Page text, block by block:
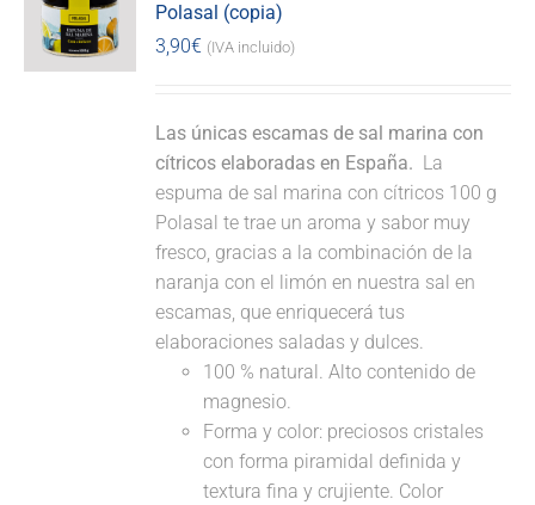
Polasal (copia)
3,90€ (IVA incluido)
Las únicas escamas de sal marina con
cítricos elaboradas en España. La
espuma de sal marina con cítricos 100 g
Polasal te trae un aroma y sabor muy
fresco, gracias a la combinación de la
naranja con el limón en nuestra sal en
escamas, que enriquecerá tus
elaboraciones saladas y dulces.
100 % natural. Alto contenido de
magnesio.
Forma y color: preciosos cristales
con forma piramidal definida y
textura fina y crujiente. Color